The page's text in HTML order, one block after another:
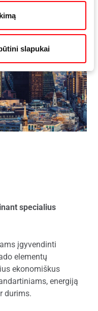
slapukai
specialius
įgyvendinti
elementų
ekonomiškus
energiją
durims.